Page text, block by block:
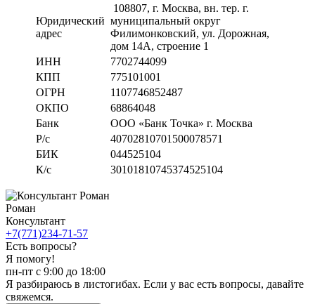
Юридический
адрес
108807, г. Москва, вн. тер. г.
муниципальный округ
Филимонковский, ул. Дорожная,
дом 14А, строение 1
ИНН
7702744099
КПП
775101001
ОГРН
1107746852487
ОКПО
68864048
Банк
ООО «Банк Точка» г. Москва
Р/с
40702810701500078571
БИК
044525104
К/с
30101810745374525104
Роман
Консультант
+7(771)234-71-57
Есть вопросы?
Я помогу!
пн-пт с 9:00 до 18:00
Я разбираюсь в листогибах. Если у вас есть вопросы, давайте
свяжемся.